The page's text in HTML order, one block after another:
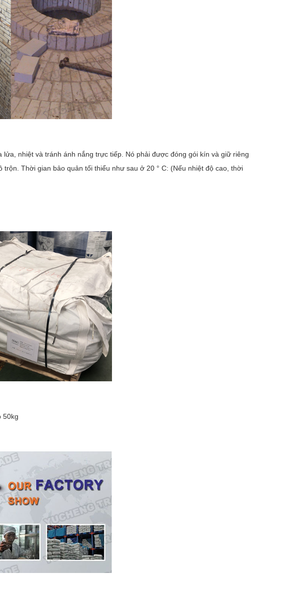
nhiệt và tránh ánh nắng trực tiếp. Nó phải được đóng gói kín và giữ riêng
Thời gian bảo quản tối thiểu như sau ở 20 ° C: (Nếu nhiệt độ cao, thời
50kg